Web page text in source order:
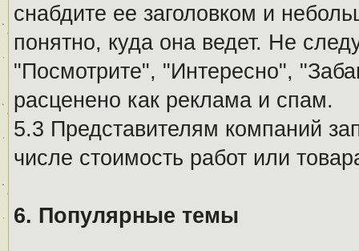
снабдите ее заголовком и
понятно, куда она ведет. Не
"Посмотрите", "Интересно",
расценено как реклама и спам.
5.3 Представителям компаний
числе стоимость работ или
6. Популярные темы